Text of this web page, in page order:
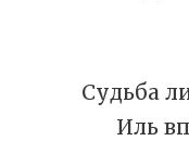
Судьба
Иль